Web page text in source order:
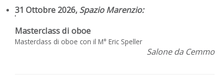
31 Ottobre 2026, Spazio Marenzio:
Masterclass di oboe
Masterclass di oboe con il M° Eric Speller
Salone da Cemmo